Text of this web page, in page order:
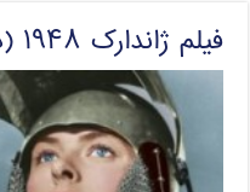
فیلم ژاندارک ۱۹۴۸ (دوبله فارسی)